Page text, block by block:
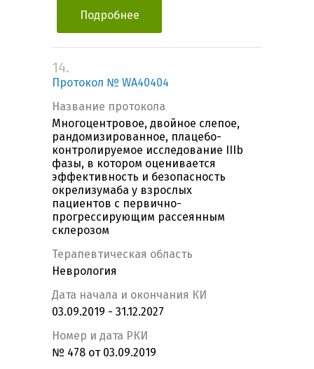
Подробнее
14.
Протокол № WA40404
Название протокола
Многоцентровое, двойное слепое,
рандомизированное, плацебо-
контролируемое исследование IIIb
фазы, в котором оценивается
эффективность и безопасность
окрелизумаба у взрослых
пациентов с первично-
прогрессирующим рассеянным
склерозом
Терапевтическая область
Неврология
Дата начала и окончания КИ
03.09.2019 - 31.12.2027
Номер и дата РКИ
№ 478 от 03.09.2019